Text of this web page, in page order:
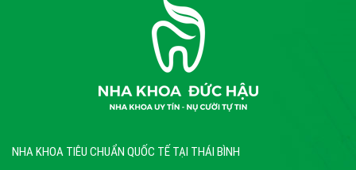
NHA KHOA TIÊU CHUẨN QUỐC TẾ TẠI THÁI BÌNH